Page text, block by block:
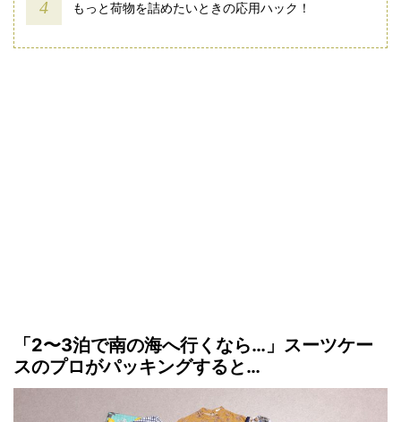
もっと荷物を詰めたいときの応用ハック！
「2〜3泊で南の海へ行くなら…」スーツケー
スのプロがパッキングすると…